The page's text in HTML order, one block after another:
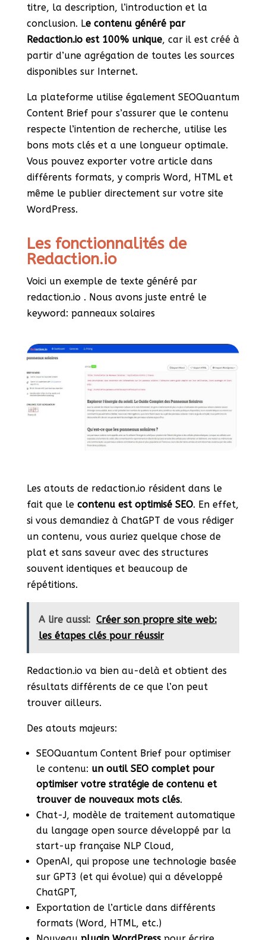
titre, la description, l’introduction et la
conclusion. Le contenu généré par
Redaction.io est 100% unique, car il est créé à
partir d’une agrégation de toutes les sources
disponibles sur Internet.
La plateforme utilise également SEOQuantum
Content Brief pour s’assurer que le contenu
respecte l’intention de recherche, utilise les
bons mots clés et a une longueur optimale.
Vous pouvez exporter votre article dans
différents formats, y compris Word, HTML et
même le publier directement sur votre site
WordPress.
Les fonctionnalités de
Redaction.io
Voici un exemple de texte généré par
redaction.io . Nous avons juste entré le
keyword: panneaux solaires
Les atouts de redaction.io résident dans le
fait que lecontenu est optimisé SEO. En effet,
si vous demandiez à ChatGPT de vous rédiger
un contenu, vous auriez quelque chose de
plat et sans saveur avec des structures
souvent identiques et beaucoup de
répétitions.
A lire aussi: Créer son propre site web:
les étapes clés pour réussir
Redaction.io va bien au-delà et obtient des
résultats différents de ce que l’on peut
trouver ailleurs.
Des atouts majeurs:
SEOQuantum Content Brief pour optimiser
le contenu: un outil SEO complet pour
optimiser votre stratégie de contenu et
trouver de nouveaux mots clés.
Chat-J, modèle de traitement automatique
du langage open source développé par la
start-up française NLP Cloud,
OpenAI, qui propose une technologie basée
sur GPT3 (et qui évolue) qui a développé
ChatGPT,
Exportation de l’article dans différents
formats (Word, HTML, etc.)